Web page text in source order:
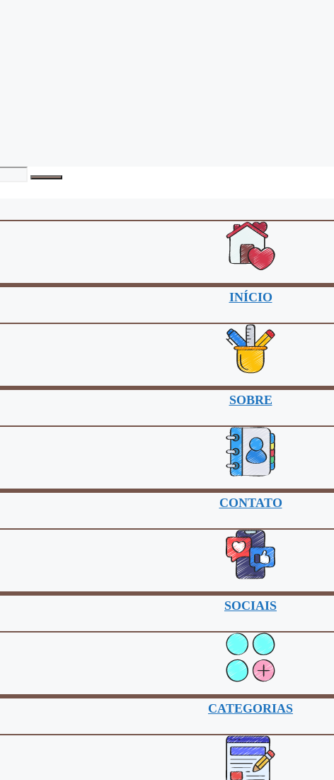
INÍCIO
SOBRE
CONTATO
SOCIAIS
CATEGORIAS